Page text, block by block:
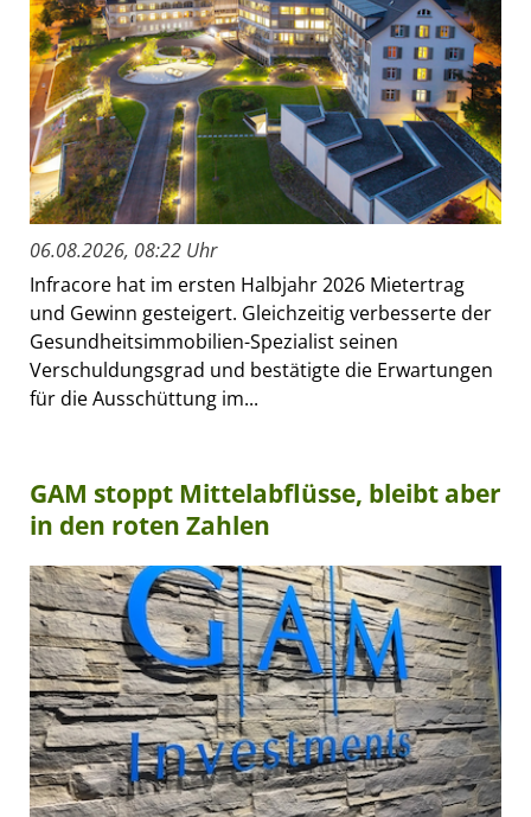
06.08.2026, 08:22 Uhr
Infracore hat im ersten Halbjahr 2026 Mietertrag
und Gewinn gesteigert. Gleichzeitig verbesserte der
Gesundheitsimmobilien-Spezialist seinen
Verschuldungsgrad und bestätigte die Erwartungen
für die Ausschüttung im...
GAM stoppt Mittelabflüsse, bleibt aber
in den roten Zahlen